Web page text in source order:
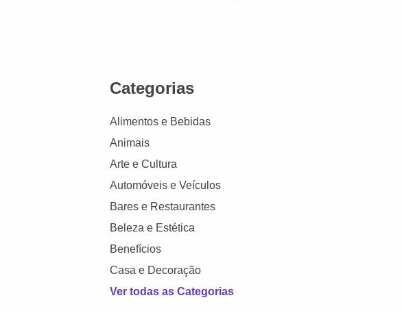
Categorias
Alimentos e Bebidas
Animais
Arte e Cultura
Automóveis e Veículos
Bares e Restaurantes
Beleza e Estética
Benefícios
Casa e Decoração
Ver todas as Categorias